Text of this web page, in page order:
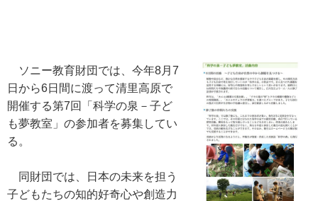
ソニー教育財団では、今年8月7
日から6日間に渡って清里高原で
開催する第7回「科学の泉－子ど
も夢教室」の参加者を募集してい
る。
同財団では、日本の未来を担う
子どもたちの知的好奇心や創造力